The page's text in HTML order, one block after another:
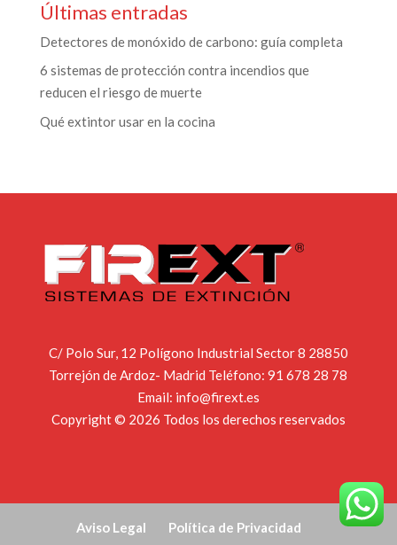
Últimas entradas
Detectores de monóxido de carbono: guía completa
6 sistemas de protección contra incendios que
reducen el riesgo de muerte
Qué extintor usar en la cocina
C/ Polo Sur, 12 Polígono Industrial Sector 8 28850
Torrejón de Ardoz- Madrid Teléfono:91 678 28 78
Email: info@firext.es
Copyright © 2026 Todos los derechos reservados
Aviso Legal
Política de Privacidad